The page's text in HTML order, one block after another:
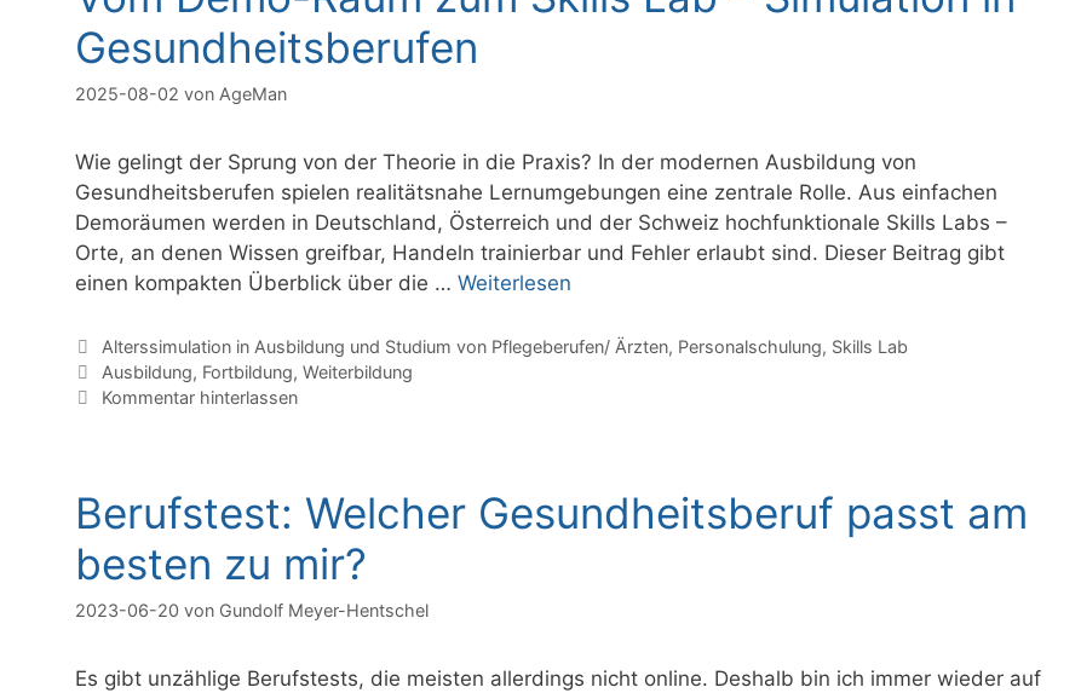
Gesundheitsberufen
2025-08-02 von AgeMan
Wie gelingt der Sprung von der Theorie in die Praxis? In der modernen Ausbildung von
Gesundheitsberufen spielen realitätsnahe Lernumgebungen eine zentrale Rolle. Aus einfachen
Demoräumen werden in Deutschland, Österreich und der Schweiz hochfunktionale Skills Labs –
Orte, an denen Wissen greifbar, Handeln trainierbar und Fehler erlaubt sind. Dieser Beitrag gibt
einen kompakten Überblick über die … Weiterlesen
Kategorien
Alterssimulation in Ausbildung und Studium von Pflegeberufen/ Ärzten, Personalschulung, Skills Lab
Schlagwörter
Ausbildung, Fortbildung, Weiterbildung
Kommentar hinterlassen
Berufstest: Welcher Gesundheitsberuf passt am
besten zu mir?
2023-06-20 von Gundolf Meyer-Hentschel
Es gibt unzählige Berufstests, die meisten allerdings nicht online. Deshalb bin ich immer wieder auf